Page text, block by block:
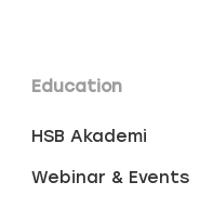
Education
HSB Akademi
Webinar & Events